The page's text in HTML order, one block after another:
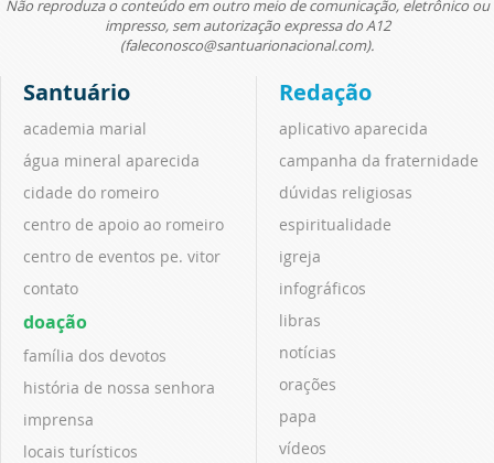
Não reproduza o conteúdo em outro meio de comunicação, eletrônico ou
impresso, sem autorização expressa do A12
(faleconosco@santuarionacional.com).
Santuário
academia marial
água mineral aparecida
cidade do romeiro
centro de apoio ao romeiro
centro de eventos pe. vitor
contato
doação
família dos devotos
história de nossa senhora
imprensa
locais turísticos
Redação
aplicativo aparecida
campanha da fraternidade
dúvidas religiosas
espiritualidade
igreja
infográficos
libras
notícias
orações
papa
vídeos